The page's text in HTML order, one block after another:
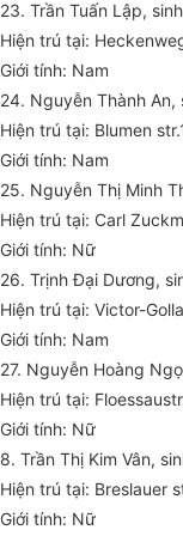
23. Trần Tuấn Lập,
Hiện trú tại:
Giới tính: Nam
24. Nguyễn Thành
Hiện trú tại: Blumen
Giới tính: Nam
25. Nguyễn Thị Minh
Hiện trú tại: Carl
Giới tính: Nữ
26. Trịnh Đại Dương,
Hiện trú tại: Victor-
Giới tính: Nam
27. Nguyễn Hoàng
Hiện trú tại:
Giới tính: Nữ
8. Trần Thị Kim Vân,
Hiện trú tại: Breslauer
Giới tính: Nữ